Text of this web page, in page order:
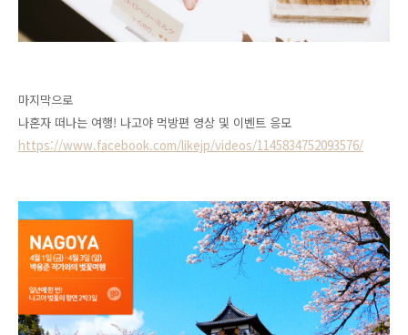
마지막으로
나혼자 떠나는 여행! 나고야 먹방편 영상 및 이벤트 응모
https://www.facebook.com/likejp/videos/1145834752093576/